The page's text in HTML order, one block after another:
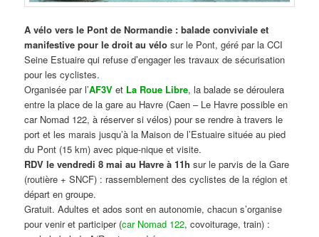
A vélo vers le Pont de Normandie : balade conviviale et
manifestive pour le droit au vélo sur le Pont, géré par la CCI
Seine Estuaire qui refuse d’engager les travaux de sécurisation
pour les cyclistes.
Organisée par l’AF3V et La Roue Libre, la balade se déroulera
entre la place de la gare au Havre (Caen – Le Havre possible en
car Nomad 122, à réserver si vélos) pour se rendre à travers le
port et les marais jusqu’à la Maison de l’Estuaire située au pied
du Pont (15 km) avec pique-nique et visite.
RDV le vendredi 8 mai au Havre à 11h sur le parvis de la Gare
(routière + SNCF) : rassemblement des cyclistes de la région et
départ en groupe.
Gratuit. Adultes et ados sont en autonomie, chacun s’organise
pour venir et participer (car Nomad 122, covoiturage, train) :